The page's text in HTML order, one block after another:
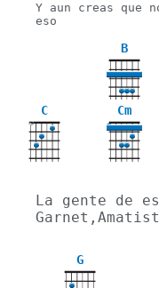
Y aun creas que
eso
B
C
X
Cm
3
La gente de
G